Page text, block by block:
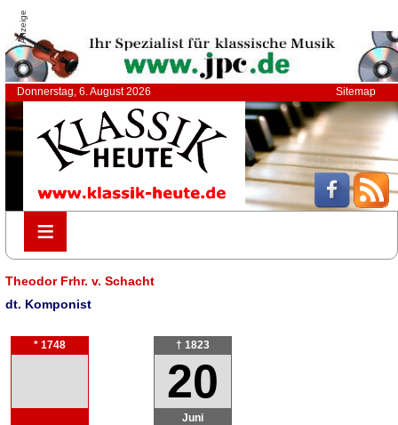
Anzeige
Donnerstag, 6. August 2026 Sitemap
≡
≡
Theodor Frhr. v. Schacht
dt. Komponist
* 1748 † 1823
20
Juni